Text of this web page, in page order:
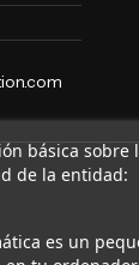
básica sobre
de la entidad:
es un